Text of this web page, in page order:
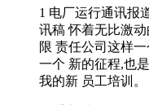
1 电厂运行通讯报
讯稿 怀着无比激
限 责任公司这样
一个 新的征程,也
我的新 员工培训。